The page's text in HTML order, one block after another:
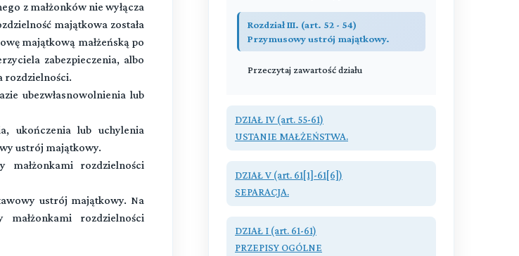
z małżonków nie wyłącza
majątkowa została
majątkową małżeńską po
zabezpieczenia, albo
rozdzielności.
ubezwłasnowolnienia lub
ukończenia lub uchylenia
ustrój majątkowy.
małżonkami rozdzielności
ustrój majątkowy. Na
rozdzielności
Rozdział III. (art. 52 - 54)
Przymusowy ustrój majątkowy.
Przeczytaj zawartość działu
DZIAŁ IV (art. 55-61)
USTANIE MAŁŻEŃSTWA.
Przeczytaj zawartość działu
DZIAŁ V (art. 61[1]-61[6])
SEPARACJA.
Przeczytaj zawartość działu
DZIAŁ I (art. 61-61)
PRZEPISY OGÓLNE